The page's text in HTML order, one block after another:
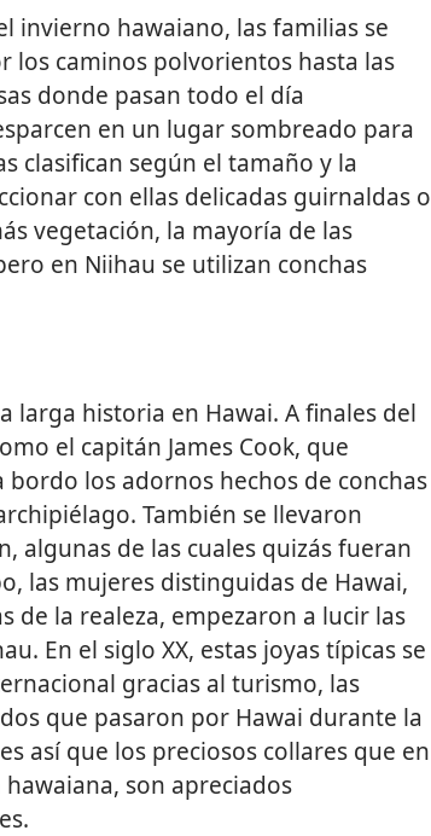
invierno hawaiano, las familias se
los caminos polvorientos hasta las
donde pasan todo el día
en un lugar sombreado para
clasifican según el tamaño y la
con ellas delicadas guirnaldas o
vegetación, la mayoría de las
en Niihau se utilizan conchas
larga historia en Hawai. A finales del
el capitán James Cook, que
los adornos hechos de conchas
También se llevaron
algunas de las cuales quizás fueran
las mujeres distinguidas de Hawai,
de la realeza, empezaron a lucir las
En el siglo XX, estas joyas típicas se
gracias al turismo, las
que pasaron por Hawai durante la
así que los preciosos collares que en
son apreciados